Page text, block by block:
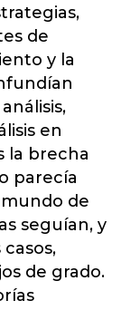
de
y la
en
la brecha
parecía
de
seguían, y
de grado.